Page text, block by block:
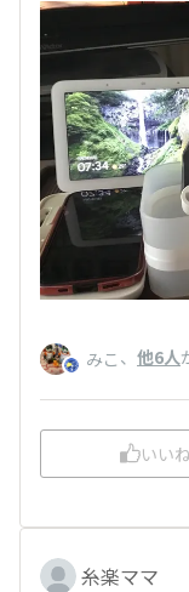
みこ 、 他6人
いいね
糸楽ママ